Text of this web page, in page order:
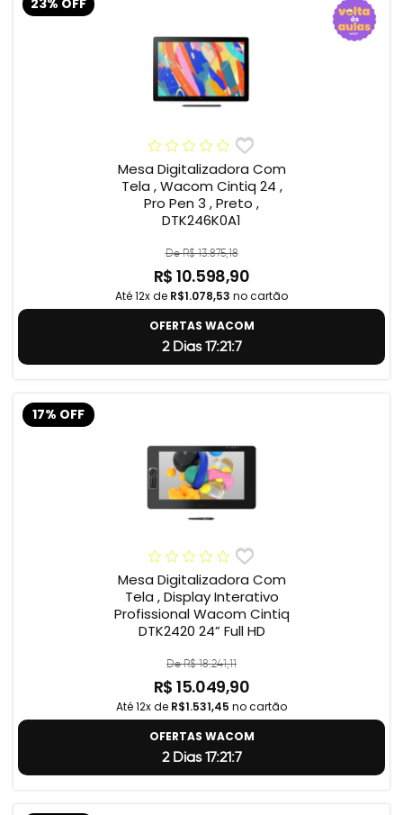
23% OFF
Mesa Digitalizadora Com
Tela , Wacom Cintiq 24 ,
Pro Pen 3 , Preto ,
DTK246K0A1
De R$ 13.875,18
R$ 10.598,90
Até 12x de R$1.078,53 no cartão
OFERTAS WACOM
2 Dias 17:21:6
17% OFF
Mesa Digitalizadora Com
Tela , Display Interativo
Profissional Wacom Cintiq
DTK2420 24” Full HD
De R$ 18.241,11
R$ 15.049,90
Até 12x de R$1.531,45 no cartão
OFERTAS WACOM
2 Dias 17:21:6